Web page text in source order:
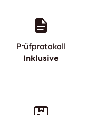
Prüfprotokoll
Inklusive